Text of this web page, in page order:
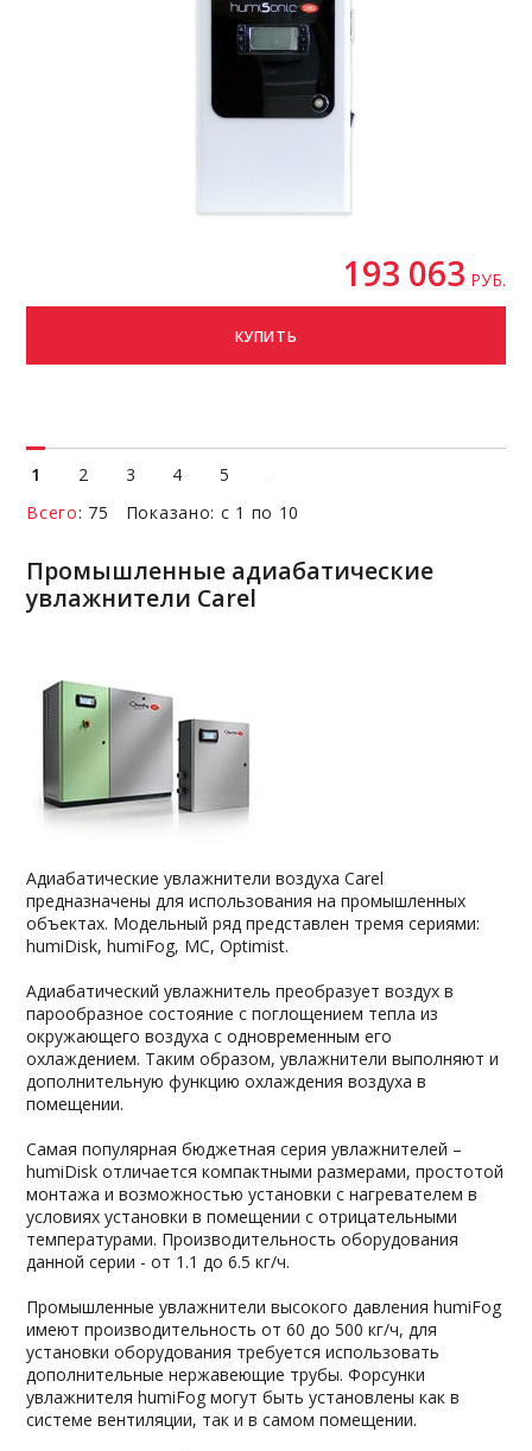
193 063 РУБ.
КУПИТЬ
1 2 3 4
5
Всего: 75 Показано: с 1 по 10
Промышленные адиабатические
увлажнители Carel
Адиабатические увлажнители воздуха Carel
предназначены для использования на промышленных
объектах. Модельный ряд представлен тремя сериями:
humiDisk, humiFog, MC, Optimist.
Адиабатический увлажнитель преобразует воздух в
парообразное состояние с поглощением тепла из
окружающего воздуха с одновременным его
охлаждением. Таким образом, увлажнители выполняют и
дополнительную функцию охлаждения воздуха в
помещении.
Самая популярная бюджетная серия увлажнителей –
humiDisk отличается компактными размерами, простотой
монтажа и возможностью установки с нагревателем в
условиях установки в помещении с отрицательными
температурами. Производительность оборудования
данной серии - от 1.1 до 6.5 кг/ч.
Промышленные увлажнители высокого давления humiFog
имеют производительность от 60 до 500 кг/ч, для
установки оборудования требуется использовать
дополнительные нержавеющие трубы. Форсунки
увлажнителя humiFog могут быть установлены как в
системе вентиляции, так и в самом помещении.